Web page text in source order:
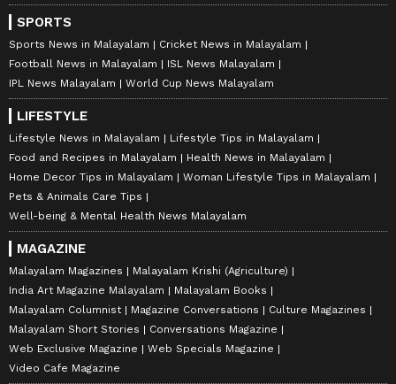
SPORTS
Sports News in Malayalam
Cricket News in Malayalam
Football News in Malayalam
ISL News Malayalam
IPL News Malayalam
World Cup News Malayalam
LIFESTYLE
Lifestyle News in Malayalam
Lifestyle Tips in Malayalam
Food and Recipes in Malayalam
Health News in Malayalam
Home Decor Tips in Malayalam
Woman Lifestyle Tips in Malayalam
Pets & Animals Care Tips
Well-being & Mental Health News Malayalam
MAGAZINE
Malayalam Magazines
Malayalam Krishi (Agriculture)
India Art Magazine Malayalam
Malayalam Books
Malayalam Columnist
Magazine Conversations
Culture Magazines
Malayalam Short Stories
Conversations Magazine
Web Exclusive Magazine
Web Specials Magazine
Video Cafe Magazine